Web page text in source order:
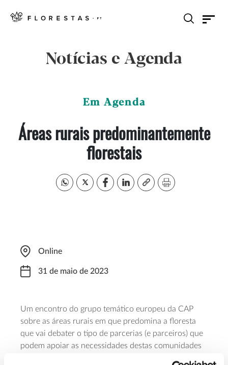
Notícias e Agenda
Em Agenda
Áreas rurais predominantemente
florestais
Online
31 de maio de 2023
Um encontro do grupo temático europeu da CAP
sobre as áreas rurais em que predomina a floresta
que vai debater o tipo de parcerias (e parceiros) que
podem apoiar as necessidades destas comunidades